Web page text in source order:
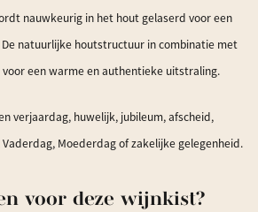
nauwkeurig in het hout gelaserd voor een
natuurlijke houtstructuur in combinatie met
een warme en authentieke uitstraling.
verjaardag, huwelijk, jubileum, afscheid,
Moederdag of zakelijke gelegenheid.
voor deze wijnkist?